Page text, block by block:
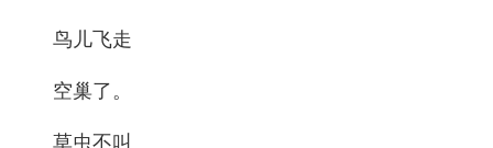
鸟儿飞走
空巢了。
草虫不叫